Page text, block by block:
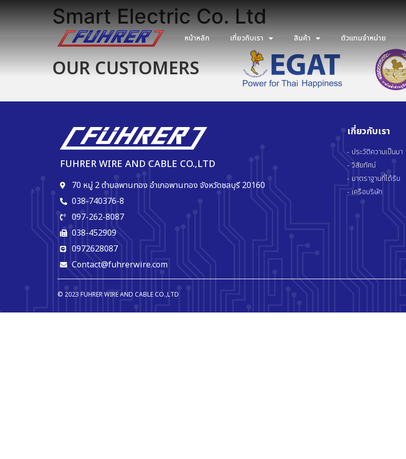
หน้าหลัก เกี่ยวกับเรา สินค้า ตัวแทนจำหน่าย
Smart Electric Co. Ltd
OUR CUSTOMERS
FUHRER WIRE AND CABLE CO.,LTD
70 หมู่ 2 ตำบลพานทอง อำเภอพานทอง จังหวัดชลบุรี 20160
038-740376-8
097-262-8087
038-452909
0972628087
Contact@fuhrerwire.com
เกี่ยวกับเรา
- ประวัติความเป็นมา
- วิสัยทัศน์
- มาตราฐานที่ได้รับ
- เครือบริษัท
© 2023 FUHRER WIRE AND CABLE CO.,LTD